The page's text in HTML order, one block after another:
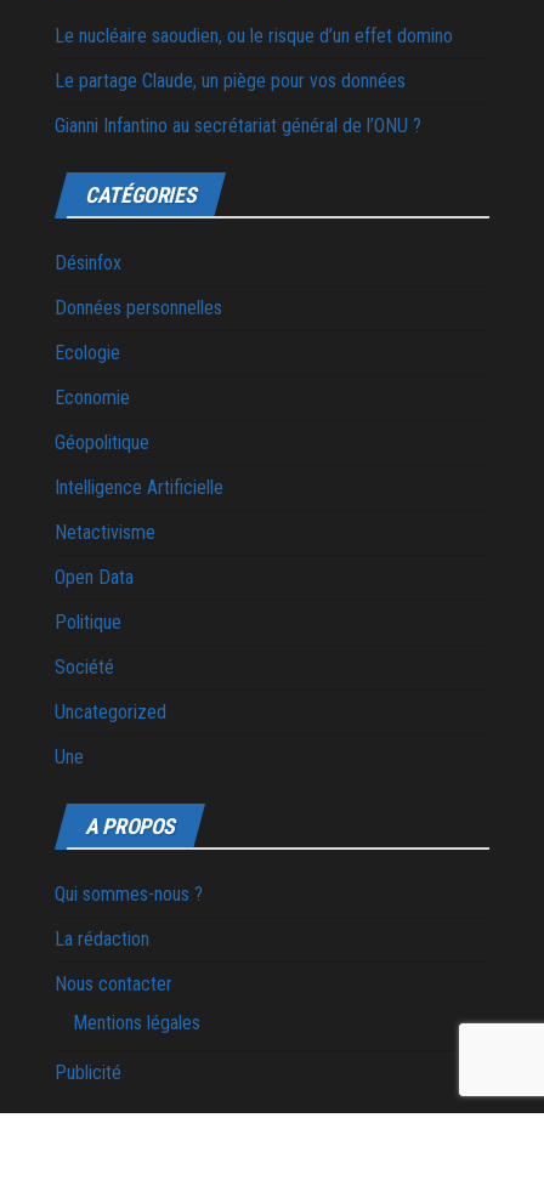
Le nucléaire saoudien, ou le risque d’un effet domino
Le partage Claude, un piège pour vos données
Gianni Infantino au secrétariat général de l’ONU ?
CATÉGORIES
Désinfox
Données personnelles
Ecologie
Economie
Géopolitique
Intelligence Artificielle
Netactivisme
Open Data
Politique
Société
Uncategorized
Une
A PROPOS
Qui sommes-nous ?
La rédaction
Nous contacter
Mentions légales
Publicité